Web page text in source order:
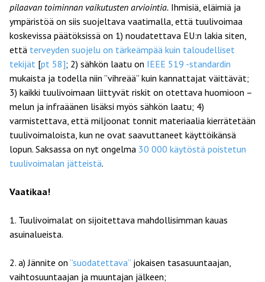
pilaavan toiminnan vaikutusten arviointia. Ihmisiä, eläimiä ja
ympäristöä on siis suojeltava vaatimalla, että tuulivoimaa
koskevissa päätöksissä on 1) noudatettava EU:n lakia siten,
että terveyden suojelu on tärkeämpää kuin taloudelliset
tekijät [pt 58]; 2) sähkön laatu on IEEE 519 -standardin
mukaista ja todella niin ”vihreää” kuin kannattajat väittävät;
3) kaikki tuulivoimaan liittyvät riskit on otettava huomioon –
melun ja infraäänen lisäksi myös sähkön laatu; 4)
varmistettava, että miljoonat tonnit materiaalia kierrätetään
tuulivoimaloista, kun ne ovat saavuttaneet käyttöikänsä
lopun. Saksassa on nyt ongelma 30 000 käytöstä poistetun
tuulivoimalan jätteistä.
Vaatikaa!
1. Tuulivoimalat on sijoitettava mahdollisimman kauas
asuinalueista.
2. a) Jännite on ”suodatettava” jokaisen tasasuuntaajan,
vaihtosuuntaajan ja muuntajan jälkeen;